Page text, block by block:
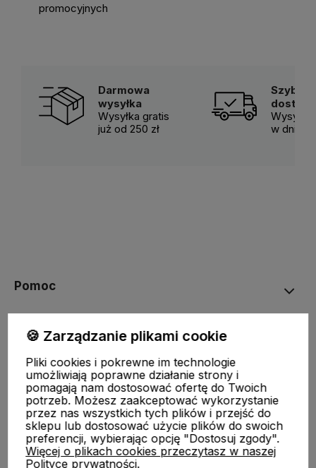
promocyjnych
Darmowa
wysyłka
Wysyłka gratis
już od 250 zł
Szybka
w dni
Pomoc
O nas
Moje konto
🍪 Zarządzanie plikami cookie
Pliki cookies i pokrewne im technologie
umożliwiają poprawne działanie strony i
pomagają nam dostosować ofertę do Twoich
potrzeb. Możesz zaakceptować wykorzystanie
przez nas wszystkich tych plików i przejść do
sklepu lub dostosować użycie plików do swoich
preferencji, wybierając opcję "Dostosuj zgody".
Więcej o plikach cookies przeczytasz w naszej
Polityce prywatności.